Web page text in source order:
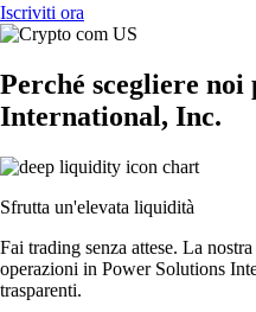
Iscriviti ora
Perché scegliere
International, Inc.
Sfrutta un'elevata liquidità
Fai trading senza attese. La
operazioni in Power Solutions
trasparenti.